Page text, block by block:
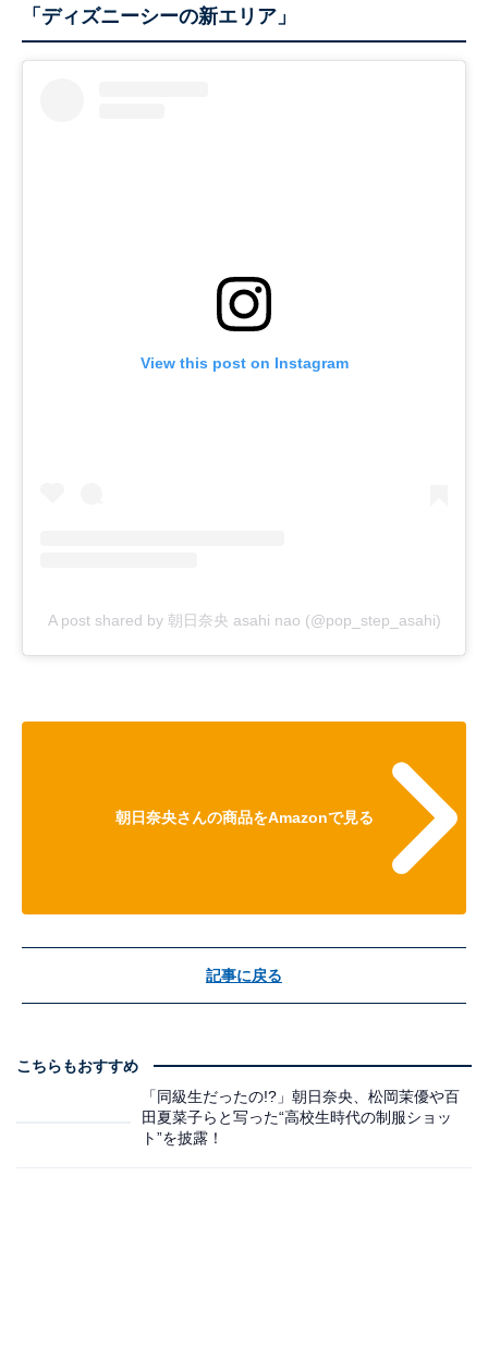
「ディズニーシーの新エリア」
View this post on Instagram
A post shared by 朝日奈央 asahi nao (@pop_step_asahi)
朝日奈央さんの商品をAmazonで見る
記事に戻る
こちらもおすすめ
「同級生だったの!?」朝日奈央、松岡茉優や百
田夏菜子らと写った“高校生時代の制服ショッ
ト”を披露！